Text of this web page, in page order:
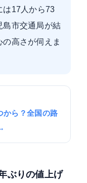
は17人から73
島市交通局が結
高さが伺えま
から？全国の路
ぶりの値上げ